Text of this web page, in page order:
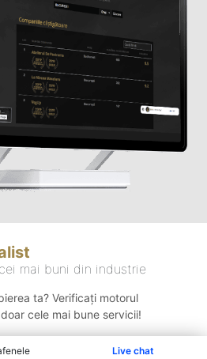
Live chat
mai buni din industrie
ta? Verificați motorul
cele mai bune servicii!